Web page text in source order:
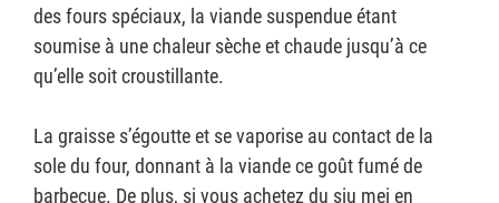
des fours spéciaux, la viande suspendue étant
soumise à une chaleur sèche et chaude jusqu’à ce
qu’elle soit croustillante.
La graisse s’égoutte et se vaporise au contact de la
sole du four, donnant à la viande ce goût fumé de
barbecue. De plus, si vous achetez du siu mei en